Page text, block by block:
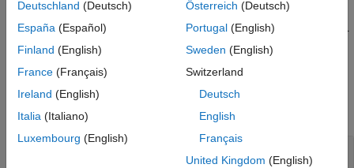
診断特徴デザイナー
で生成されるコードでは、この方法で特徴を
ランク付けする際に
relativeEntropyが使用されます。
入力引数
すべて折りたたむ
— グループ化対象のデータ サンプル
Deutschland (Deutsch)
España (Español)
Finland (English)
France (Français)
Ireland (English)
Italia (Italiano)
Luxembourg (English)
Österreich (Deutsch)
Portugal(English)
Sweden (English)
Switzerland
Deutsch
English
Français
United Kingdom (English)